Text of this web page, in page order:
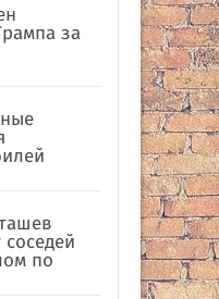
за
между
грани
по
Тверью